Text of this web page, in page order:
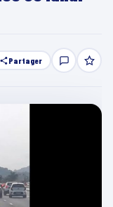
Partager